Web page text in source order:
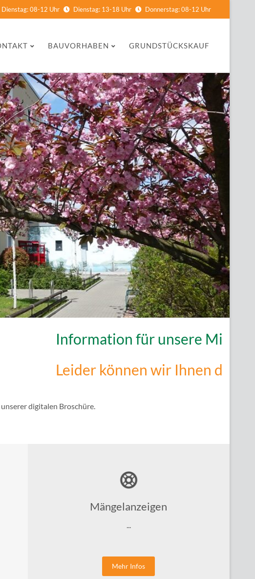
Dienstag: 08-12 Uhr Dienstag: 13-18 Uhr Donnerstag: 08-12 Uhr
BAUVORHABEN GRUNDSTÜCKSKAUF
Information für unsere Mitglieder -
Leider können wir Ihnen derzeit
digitalen Broschüre.
Mängelanzeigen
...
Mehr Infos